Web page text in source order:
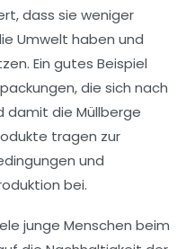
dass sie weniger
Umwelt haben und
Ein gutes Beispiel
, die sich nach
damit die Müllberge
tragen zur
und
bei.
junge Menschen beim